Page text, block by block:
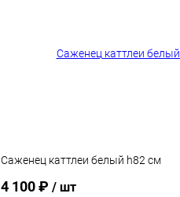
Саженец каттлеи белый h82 см
4 100 ₽ / шт